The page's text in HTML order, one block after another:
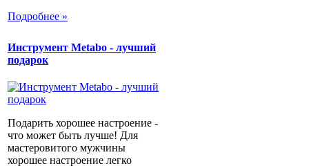
Подробнее »
Инструмент Metabo - лучший
подарок
Подарить хорошее настроение -
что может быть лучше! Для
мастеровитого мужчины
хорошее настроение легко